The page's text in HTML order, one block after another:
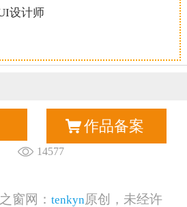
用户作品已成功备案！
用户作品已成功备案！
设计师
作品备案
14577
窗网： tenkyn原创，未经许